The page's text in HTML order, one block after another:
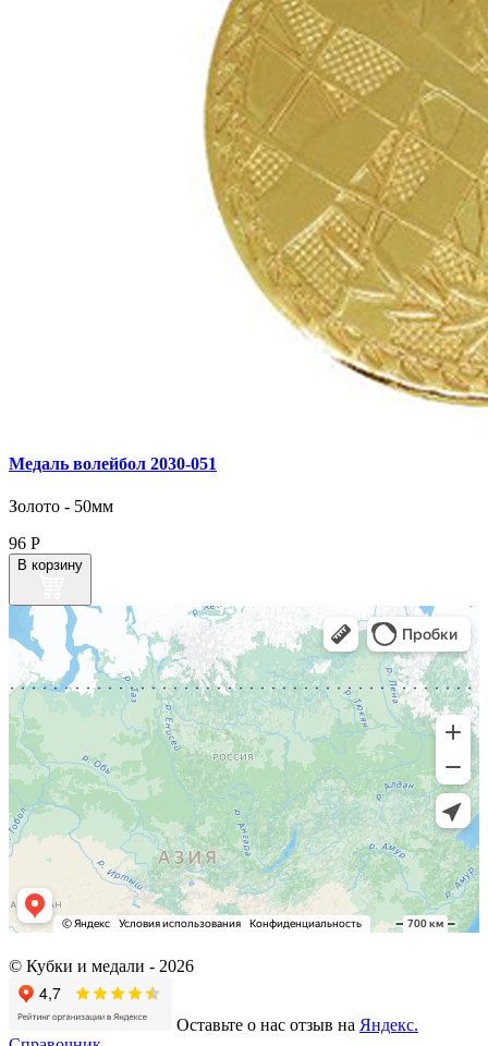
Медаль волейбол 2030‑051
Золото - 50мм
96 Р
В корзину
© Кубки и медали - 2026
Оставьте о нас отзыв на Яндекс.